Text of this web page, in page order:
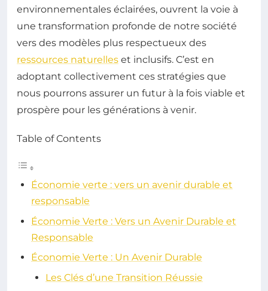
environnementales éclairées, ouvrent la voie à
une transformation profonde de notre société
vers des modèles plus respectueux des
ressources naturelles et inclusifs. C’est en
adoptant collectivement ces stratégies que
nous pourrons assurer un futur à la fois viable et
prospère pour les générations à venir.
Table of Contents
Économie verte : vers un avenir durable et
responsable
Économie Verte : Vers un Avenir Durable et
Responsable
Économie Verte : Un Avenir Durable
Les Clés d’une Transition Réussie